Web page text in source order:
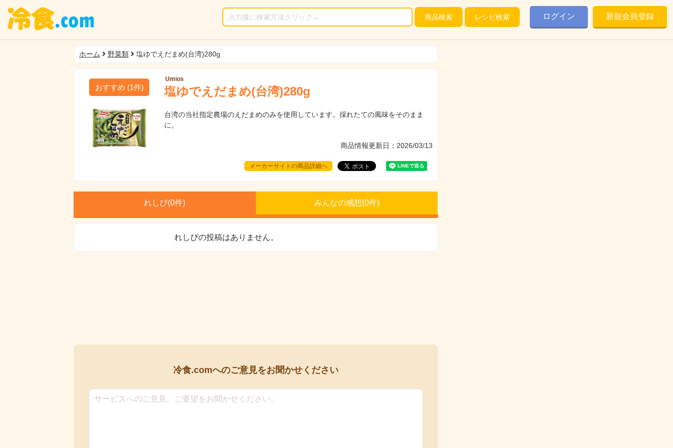
商品検索 レシピ検索 ログイン 新規会員登録
ホーム 野菜類 塩ゆでえだまめ(台湾)280g
おすすめ (1件)
Umios
塩ゆでえだまめ(台湾)280g
台湾の当社指定農場のえだまめのみを使用しています。採れたての風味をそのまま
に。
商品情報更新日：2026/03/13
メーカーサイトの商品詳細へ
れしぴ(0件) みんなの感想(0件)
れしぴの投稿はありません。
冷食.comへのご意見をお聞かせください